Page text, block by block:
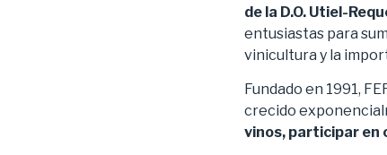
de la D.O. Utiel-
entusiastas para
vinicultura y la
Fundado en 1991,
crecido
vinos, participar en